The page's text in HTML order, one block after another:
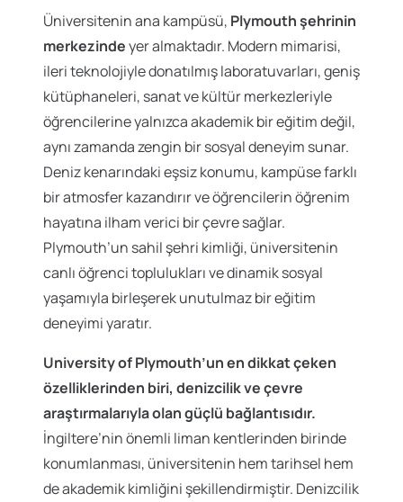
Üniversitenin ana kampüsü, Plymouth şehrinin
merkezindeyer almaktadır. Modern mimarisi,
ileri teknolojiyle donatılmış laboratuvarları, geniş
kütüphaneleri, sanat ve kültür merkezleriyle
öğrencilerine yalnızca akademik bir eğitim değil,
aynı zamanda zengin bir sosyal deneyim sunar.
Deniz kenarındaki eşsiz konumu, kampüse farklı
bir atmosfer kazandırır ve öğrencilerin öğrenim
hayatına ilham verici bir çevre sağlar.
Plymouth’un sahil şehri kimliği, üniversitenin
canlı öğrenci toplulukları ve dinamik sosyal
yaşamıyla birleşerek unutulmaz bir eğitim
deneyimi yaratır.
University of Plymouth’un en dikkat çeken
özelliklerinden biri, denizcilik ve çevre
araştırmalarıyla olan güçlü bağlantısıdır.
İngiltere’nin önemli liman kentlerinden birinde
konumlanması, üniversitenin hem tarihsel hem
de akademik kimliğini şekillendirmiştir. Denizcilik